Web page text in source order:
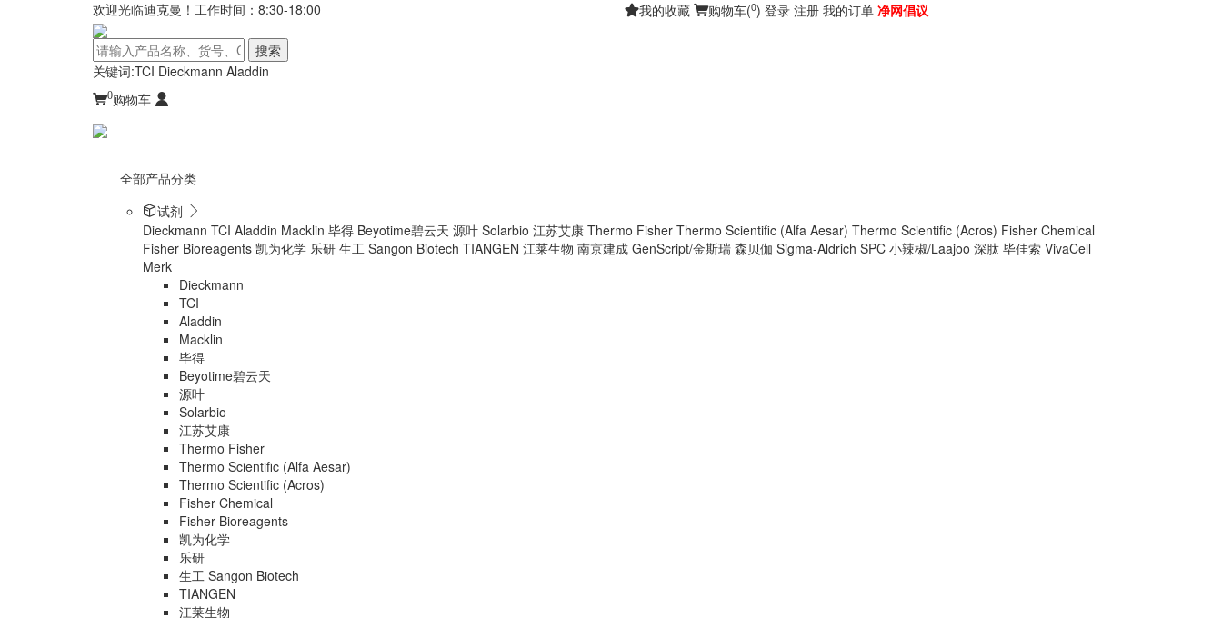
欢迎光临迪克曼！工作时间：8:30-18:00 我的收藏 购物车(0) 登录 注册 我的订单 净网倡议
搜索
关键词:TCI Dieckmann Aladdin
0购物车
全部产品分类
试剂
Dieckmann TCI Aladdin Macklin 毕得 Beyotime碧云天 源叶 Solarbio 江苏艾康 Thermo Fisher Thermo Scientific (Alfa Aesar) Thermo Scientific (Acros) Fisher Chemical
Fisher Bioreagents 凯为化学 乐研 生工 Sangon Biotech TIANGEN 江莱生物 南京建成 GenScript/金斯瑞 森贝伽 Sigma-Aldrich SPC 小辣椒/Laajoo 深肽 毕佳索 VivaCell
Merk
Dieckmann
TCI
Aladdin
Macklin
毕得
Beyotime碧云天
源叶
Solarbio
江苏艾康
Thermo Fisher
Thermo Scientific (Alfa Aesar)
Thermo Scientific (Acros)
Fisher Chemical
Fisher Bioreagents
凯为化学
乐研
生工 Sangon Biotech
TIANGEN
江莱生物